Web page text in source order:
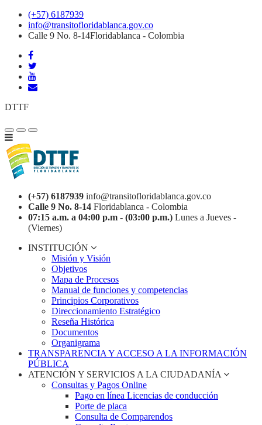
(+57) 6187939
info@transitofloridablanca.gov.co
Calle 9 No. 8-14Floridablanca - Colombia
DTTF
(+57) 6187939 info@transitofloridablanca.gov.co
Calle 9 No. 8-14 Floridablanca - Colombia
07:15 a.m. a 04:00 p.m - (03:00 p.m.) Lunes a Jueves -
(Viernes)
INSTITUCIÓN
Misión y Visión
Objetivos
Mapa de Procesos
Manual de funciones y competencias
Principios Corporativos
Direccionamiento Estratégico
Reseña Histórica
Documentos
Organigrama
TRANSPARENCIA Y ACCESO A LA INFORMACIÓN
PÚBLICA
ATENCIÓN Y SERVICIOS A LA CIUDADANÍA
Consultas y Pagos Online
Pago en línea Licencias de conducción
Porte de placa
Consulta de Comparendos